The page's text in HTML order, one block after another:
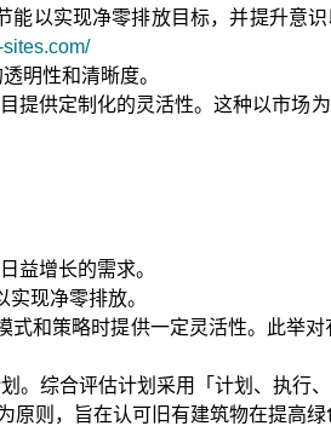
以实现净零排放目标，并提升意识
明性和清晰度。
提供定制化的灵活性。这种以市场
益增长的需求。
现净零排放。
和策略时提供一定灵活性。此举
。综合评估计划采用「计划、执行
则，旨在认可旧有建筑物在提高绿